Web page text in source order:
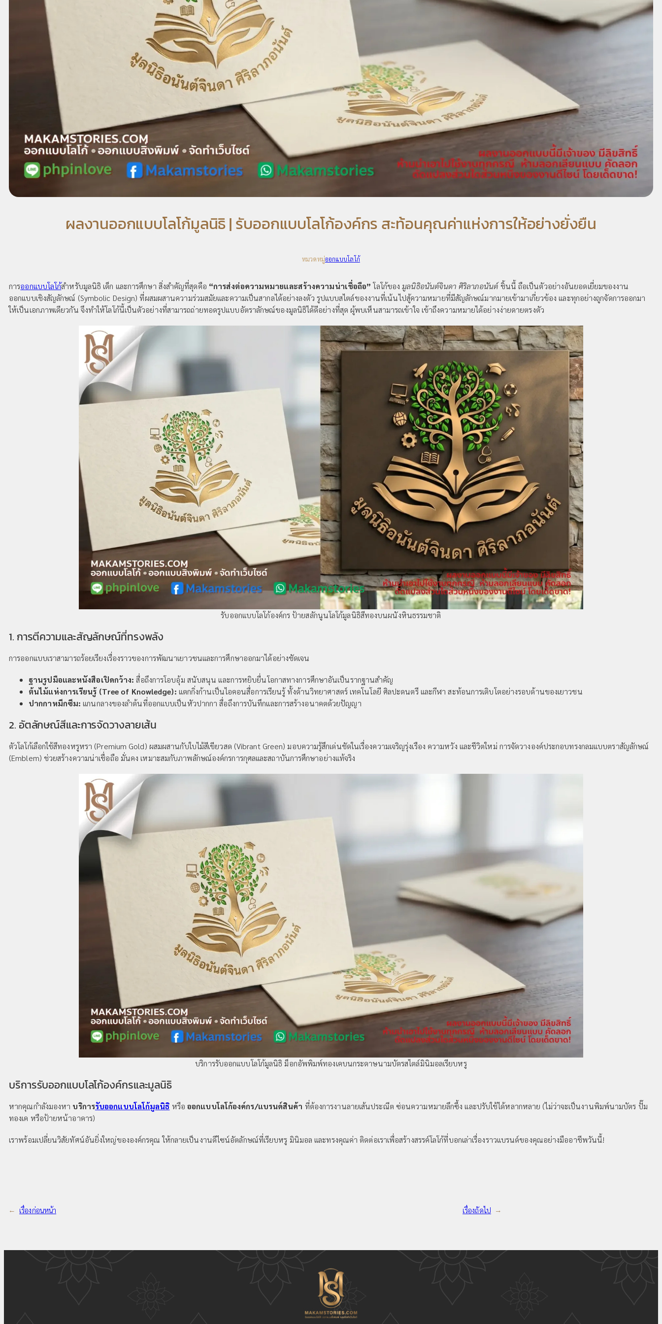
ผลงานออกแบบโลโก้มูลนิธิ | รับออกแบบโลโก้องค์กร สะท้อนคุณค่าแห่งการให้อย่างยั่งยืน
หมวดหมู่ออกแบบโลโก้
การออกแบบโลโก้สำหรับมูลนิธิ เด็ก และการศึกษา สิ่งสำคัญที่สุดคือ “การส่งต่อความหมายและสร้างความน่าเชื่อถือ” โลโก้ของมูลนิธิอนันต์จินดา ศิริลาภอนันต์ชิ้นนี้ ถือเป็นตัวอย่างอันยอดเยี่ยมของงาน
ออกแบบเชิงสัญลักษณ์ (Symbolic Design) ที่ผสมผสานความร่วมสมัยและความเป็นสากลได้อย่างลงตัว รูปแบบสไตล์ของงานที่เน้นไปสู้ความหมายที่มีสัญลักษณ์มากมายเข้ามาเกี่ยวข้อง และทุกอย่างถูกจัดการออกมา
ให้เป็นเอกภาพเดียวกัน จึงทำให้โลโก้นี้เป็นตัวอย่างที่สามารถถ่ายทอดรูปแบบอัตราลักษณ์ของมูลนิธิได้ดีอย่างที่สุด ผู้พบเห็นสามารถเข้าใจ เข้าถึงความหมายได้อย่างง่ายดายตรงตัว
รับออกแบบโลโก้องค์กร ป้ายสลักนูนโลโก้มูลนิธิสีทองบนผนังหินธรรมชาติ
1. การตีความและสัญลักษณ์ที่ทรงพลัง
การออกแบบเราสามารถร้อยเรียงเรื่องราวของการพัฒนาเยาวชนและการศึกษาออกมาได้อย่างชัดเจน
ฐานรูปมือและหนังสือเปิดกว้าง: สื่อถึงการโอบอุ้ม สนับสนุน และการหยิบยื่นโอกาสทางการศึกษาอันเป็นรากฐานสำคัญ
ต้นไม้แห่งการเรียนรู้ (Tree of Knowledge): แตกกิ่งก้านเป็นไอคอนสื่อการเรียนรู้ ทั้งด้านวิทยาศาสตร์ เทคโนโลยี ศิลปะดนตรี และกีฬา สะท้อนการเติบโตอย่างรอบด้านของเยาวชน
ปากกาหมึกซึม: แกนกลางของลำต้นที่ออกแบบเป็นหัวปากกา สื่อถึงการบันทึกและการสร้างอนาคตด้วยปัญญา
2. อัตลักษณ์สีและการจัดวางลายเส้น
ตัวโลโก้เลือกใช้สีทองหรูหรา (Premium Gold) ผสมผสานกับใบไม้สีเขียวสด (Vibrant Green) มอบความรู้สึกเด่นชัดในเรื่องความเจริญรุ่งเรือง ความหวัง และชีวิตใหม่ การจัดวางองค์ประกอบทรงกลมแบบตราสัญลักษณ์
(Emblem) ช่วยสร้างความน่าเชื่อถือ มั่นคง เหมาะสมกับภาพลักษณ์องค์กรการกุศลและสถาบันการศึกษาอย่างแท้จริง
บริการรับออกแบบโลโก้มูลนิธิ ม็อกอัพพิมพ์ทองเคบนกระดาษนามบัตรสไตล์มินิมอลเรียบหรู
บริการรับออกแบบโลโก้องค์กรและมูลนิธิ
หากคุณกำลังมองหา บริการรับออกแบบโลโก้มูลนิธิ หรือออกแบบโลโก้องค์กร/แบรนด์สินค้า ที่ต้องการงานลายเส้นประณีต ซ่อนความหมายลึกซึ้ง และปรับใช้ได้หลากหลาย (ไม่ว่าจะเป็นงานพิมพ์นามบัตร ปั๊ม
ทองเค หรือป้ายหน้าอาคาร)
เราพร้อมเปลี่ยนวิสัยทัศน์อันยิ่งใหญ่ขององค์กรคุณ ให้กลายเป็นงานดีไซน์อัตลักษณ์ที่เรียบหรู มินิมอล และทรงคุณค่า ติดต่อเราเพื่อสร้างสรรค์โลโก้ที่บอกเล่าเรื่องราวแบรนด์ของคุณอย่างมืออาชีพวันนี้!
← เรื่องก่อนหน้า เรื่องถัดไป →